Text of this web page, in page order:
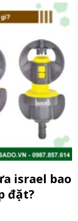
israel bao
đặt?